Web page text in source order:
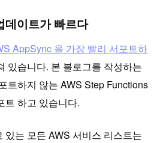
데이트가 빠르다
AppSync 을 가장 빨리 서포트하
있습니다. 본 블로그를 작성하는
트하지 않는 AWS Step Functions
트 하고 있습니다.
있는 모든 AWS 서비스 리스트는